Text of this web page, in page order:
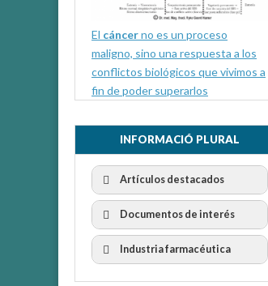
El cáncerno es un proceso
maligno, sino una respuesta a los
conflictos biológicos que vivimos a
fin de poder superarlos
INFORMACIÓ PLURAL
Artículos destacados
Documentos de interés
Industria farmacéutica